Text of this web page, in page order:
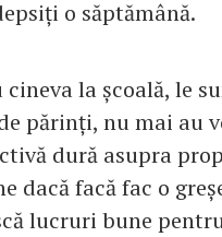
o săptămână.
cineva la școală, le
părinți, nu mai au
dură asupra
dacă facă fac o
lucruri bune